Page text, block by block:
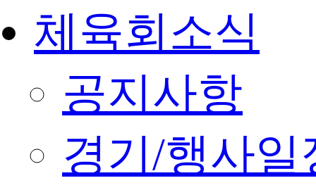
체육회소식
공지사항
경기/행사일